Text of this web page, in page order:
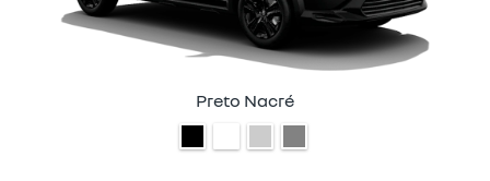
Preto Nacré